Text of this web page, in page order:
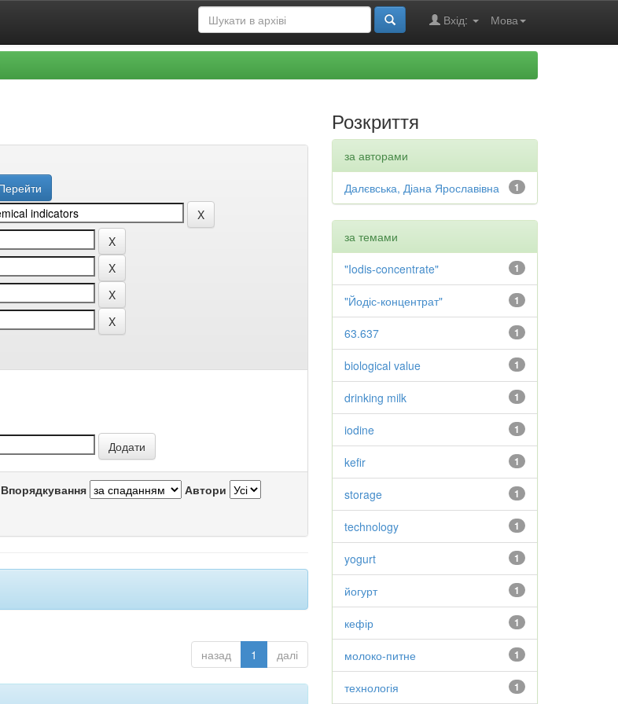
Мова
Вхід:
Впорядкування Автори
назад 1 далі
Розкриття
за авторами
1
Далєвська, Діана Ярославівна
за темами
1
"Iodis-concentrate"
1
"Йодіс-концентрат"
1
63.637
1
biological value
1
drinking milk
1
iodine
1
kefir
1
storage
1
technology
1
yogurt
1
йогурт
1
кефір
1
молоко-питне
1
технологія